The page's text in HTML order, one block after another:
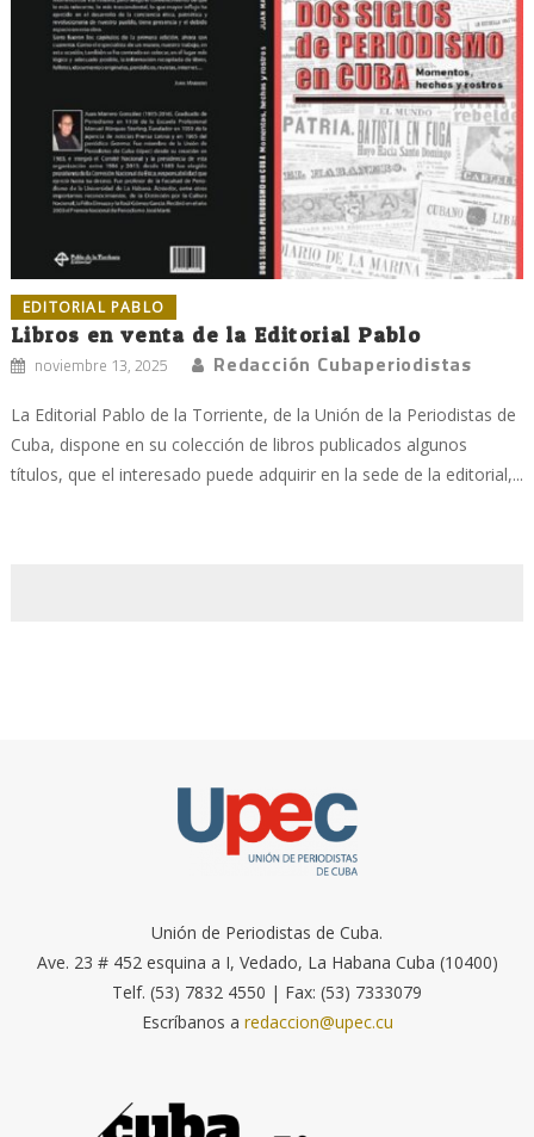
EDITORIAL PABLO
Libros en venta de la Editorial Pablo
noviembre 13, 2025 Redacción Cubaperiodistas
La Editorial Pablo de la Torriente, de la Unión de la Periodistas de
Cuba, dispone en su colección de libros publicados algunos
títulos, que el interesado puede adquirir en la sede de la editorial,...
Unión de Periodistas de Cuba.
Ave. 23 # 452 esquina a I, Vedado, La Habana Cuba (10400)
Telf. (53) 7832 4550 | Fax: (53) 7333079
Escríbanos a redaccion@upec.cu